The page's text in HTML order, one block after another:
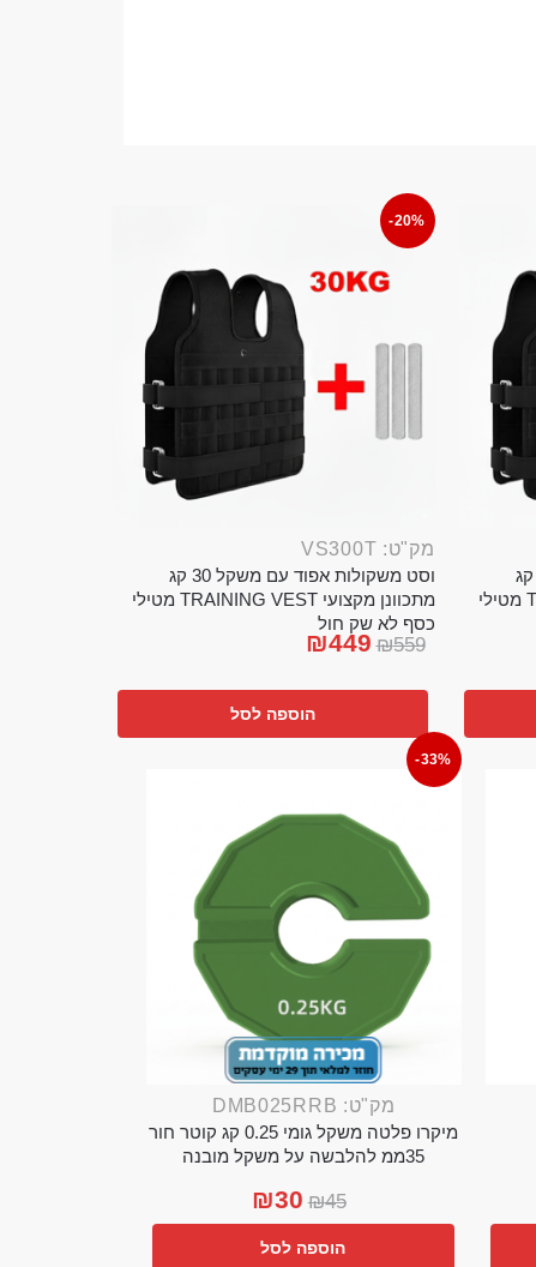
וסט משקולות אפוד עם משקל 20 קג
מתכוונן מקצועי TRAINING VEST מטילי
-20%
מק"ט: VS300T
וסט משקולות אפוד עם משקל 30 קג
מתכוונן מקצועי TRAINING VEST מטילי
כסף לא שק חול
₪559
₪449
הוספה לסל
-33%
מק"ט: DMB025RRB
מיקרו פלטה משקל גומי 0.25 קג קוטר חור
35ממ להלבשה על משקל מובנה
₪45
₪30
הוספה לסל